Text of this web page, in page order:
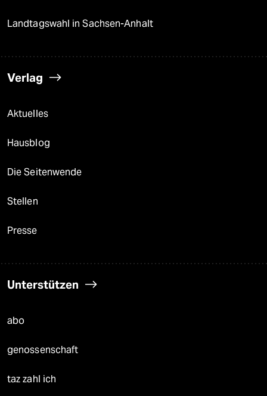
Landtagswahl in Sachsen-Anhalt
Verlag
Aktuelles
Hausblog
Die Seitenwende
Stellen
Presse
Unterstützen
abo
genossenschaft
taz zahl ich